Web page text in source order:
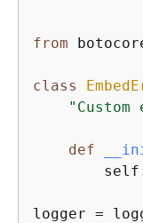
from
class
def
logger =